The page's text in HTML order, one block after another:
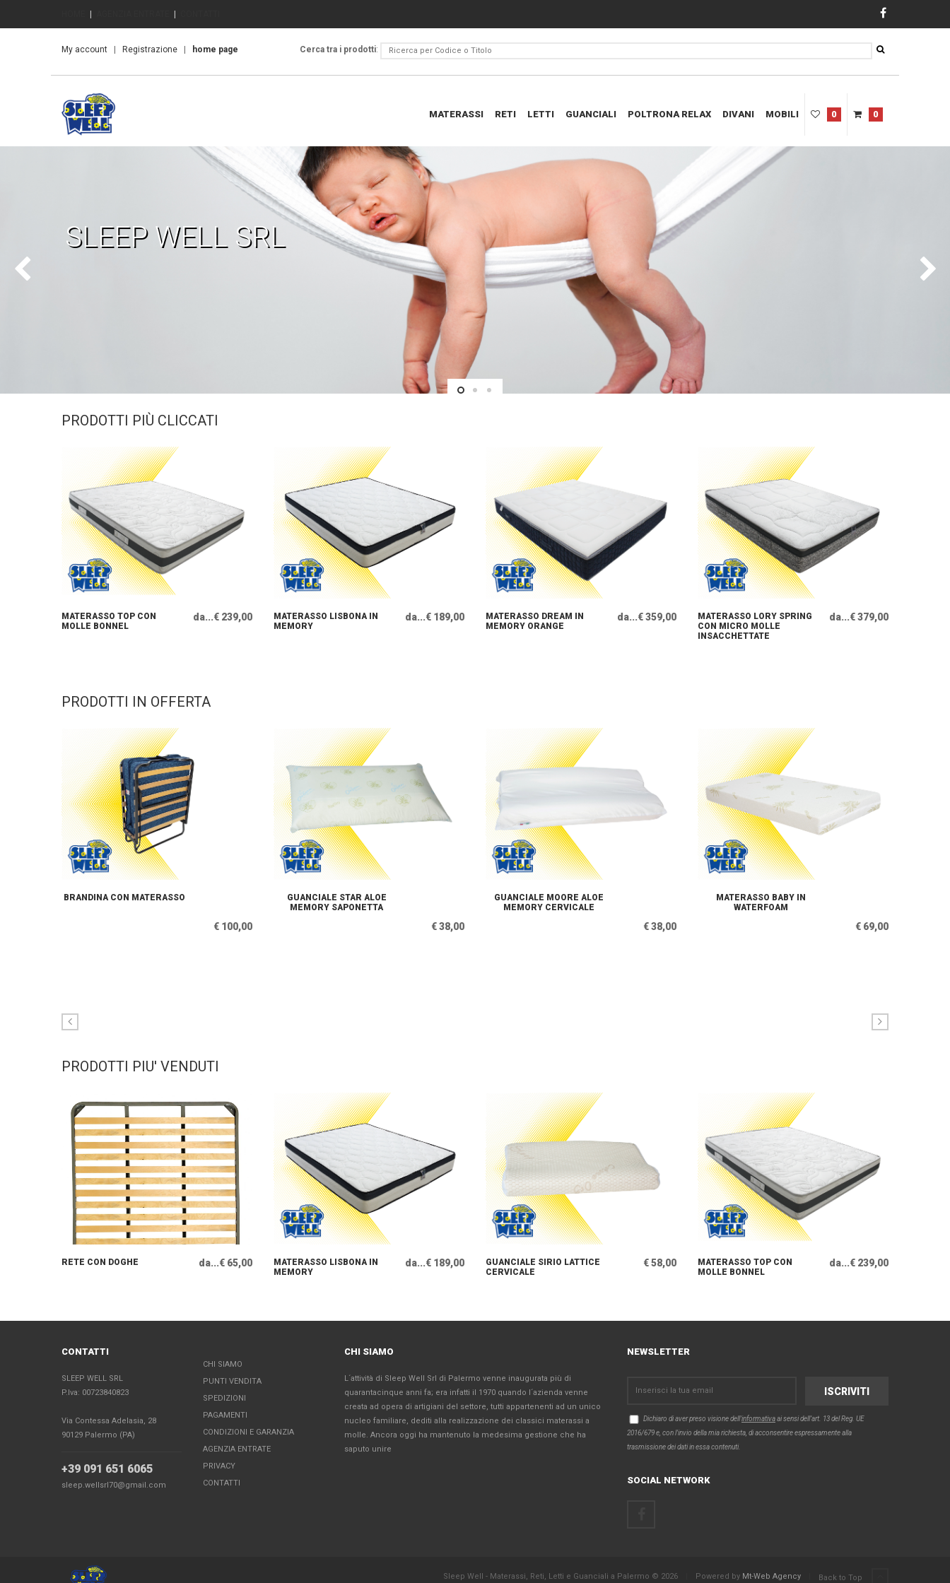
My account Registrazione home page Cerca tra i prodotti:
0
0
MATERASSI RETI LETTI GUANCIALI POLTRONA RELAX DIVANI MOBILI
SLEEP WELL SRL
PRODOTTI PIÙ CLICCATI
MATERASSO TOP CON
MOLLE BONNEL
da...€ 239,00
MATERASSO LISBONA IN
MEMORY
da...€ 189,00
MATERASSO DREAM IN
MEMORY ORANGE
da...€ 359,00
MATERASSO LORY SPRING
CON MICRO MOLLE
INSACCHETTATE
da...€ 379,00
PRODOTTI IN OFFERTA
BRANDINA CON MATERASSO
€ 100,00
GUANCIALE STAR ALOE
MEMORY SAPONETTA
€ 38,00
GUANCIALE MOORE ALOE
MEMORY CERVICALE
€ 38,00
MATERASSO BABY IN
WATERFOAM
€ 69,00
PRODOTTI PIU' VENDUTI
RETE CON DOGHE da...€ 65,00
MATERASSO LISBONA IN
MEMORY
da...€ 189,00
GUANCIALE SIRIO LATTICE
CERVICALE
€ 58,00
MATERASSO TOP CON
MOLLE BONNEL
da...€ 239,00
CONTATTI
SLEEP WELL SRL
P.Iva: 00723840823
Via Contessa Adelasia, 28
90129 Palermo (PA)
+39 091 651 6065
sleep.wellsrl70@gmail.com
CHI SIAMO
PUNTI VENDITA
SPEDIZIONI
PAGAMENTI
CONDIZIONI E GARANZIA
AGENZIA ENTRATE
PRIVACY
CONTATTI
CHI SIAMO
L´attività di Sleep Well Srl di Palermo venne inaugurata più di
quarantacinque anni fa; era infatti il 1970 quando l´azienda venne
creata ad opera di artigiani del settore, tutti appartenenti ad un unico
nucleo familiare, dediti alla realizzazione dei classici materassi a
molle. Ancora oggi ha mantenuto la medesima gestione che ha
saputo unire
NEWSLETTER
Dichiaro di aver preso visione dell'informativaai sensi dell’art. 13 del Reg. UE
2016/679 e, con l'invio della mia richiesta, di acconsentire espressamente alla
trasmissione dei dati in essa contenuti.
SOCIAL NETWORK
Sleep Well - Materassi, Reti, Letti e Guanciali a Palermo © 2026 Powered by Mt-Web Agency Back to Top